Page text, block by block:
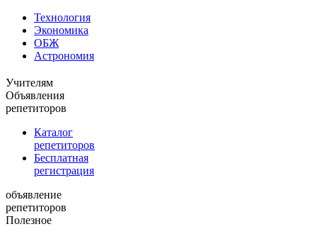
Технология
Экономика
ОБЖ
Астрономия
Учителям
Объявления
репетиторов
Каталог
репетиторов
Бесплатная
регистрация
объявление
репетиторов
Полезное